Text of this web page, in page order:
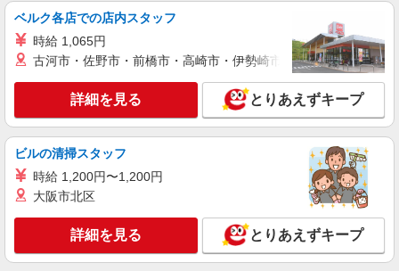
ベルク各店での店内スタッフ
時給 1,065円
古河市・佐野市・前橋市・高崎市・伊勢崎市・太田市・館林市
詳細を見る とりあえずキープ
ビルの清掃スタッフ
時給 1,200円〜1,200円
大阪市北区
詳細を見る とりあえずキープ